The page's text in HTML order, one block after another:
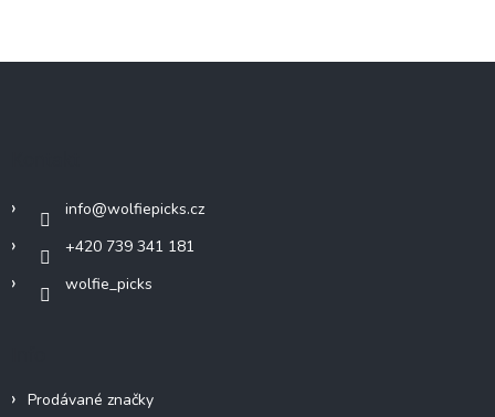
info@wolfiepicks.cz
+420 739 341 181
wolfie_picks
Prodávané značky